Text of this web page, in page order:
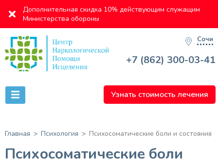
Дополнительная скидка 10% действующим служащим
Министерства обороны
Сочи
+7 (862) 300-03-41
Узнать стоимость лечения
Главная Психология Психосоматические боли и состояния
Психосоматические боли